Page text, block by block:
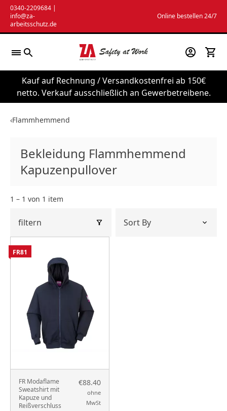
Zum
Inhalt
springen
0340-2209684 |
info@za-
arbeitsschutz.de
Online bestellen 24/7
Kauf auf Rechnung / Versandkostenfrei ab 150€
netto. Verkauf ausschließlich an Gewerbetreibene.
‹Flammhemmend
Bekleidung Flammhemmend
Kapuzenpullover
1 – 1 von 1 item
filtern
FR Modaflame
Sweatshirt mit
Kapuze und
Reißverschluss
€88.40
ohne
MwSt
FR81